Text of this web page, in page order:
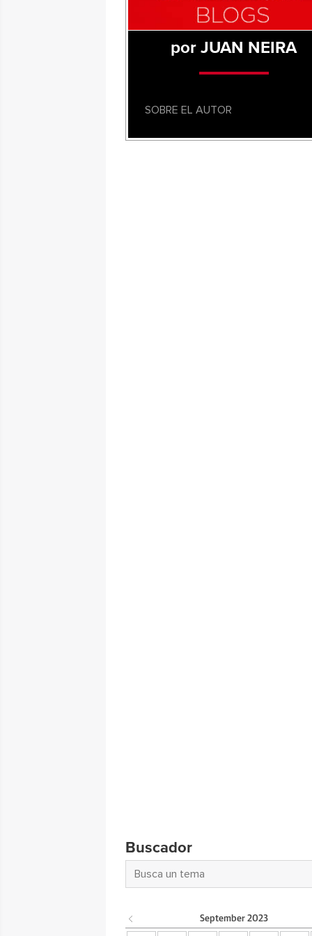
por JUAN NEIRA
SOBRE EL AUTOR
Buscador
September 2023